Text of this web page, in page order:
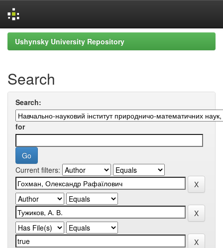
Skip
navigation
Ushynsky University Repository
Search
Search:
for
Current filters: